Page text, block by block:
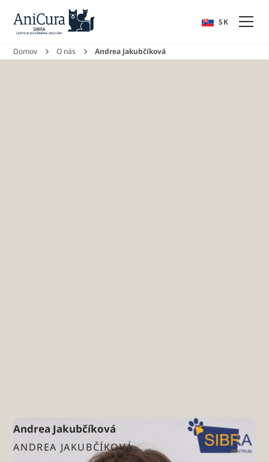
SK
Domov O nás Andrea Jakubčíková
Andrea Jakubčíková
ANDREA JAKUBČÍKOVÁ